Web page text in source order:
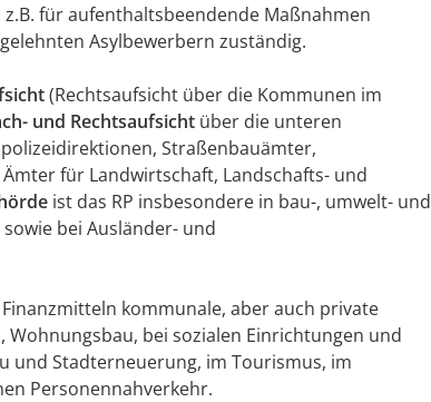
z.B. für aufenthaltsbeendende Maßnahmen
Asylbewerbern zuständig.
(Rechtsaufsicht über die Kommunen im
und Rechtsaufsicht über die unteren
Straßenbauämter,
für Landwirtschaft, Landschafts- und
ist das RP insbesondere in bau-, umwelt- und
bei Ausländer- und
kommunale, aber auch private
Wohnungsbau, bei sozialen Einrichtungen und
und Stadterneuerung, im Tourismus, im
Personennahverkehr.